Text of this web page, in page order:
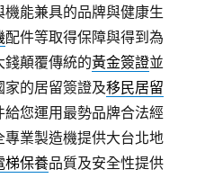
機能兼具的品牌與健康生
配件等取得保障與得到為
錢顛覆傳統的黃金簽證並
家的居留簽證及移民居留
您運用最勢品牌合法經
專業製造機提供大台北地
梯保養品質及安全性提供